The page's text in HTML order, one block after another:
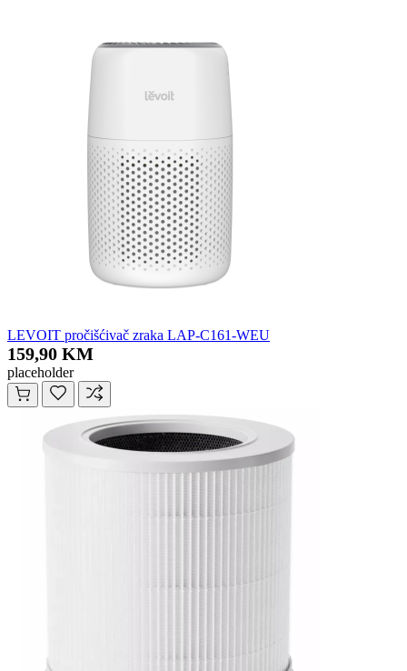
LEVOIT pročišćivač zraka LAP-C161-WEU
159,90 KM
placeholder